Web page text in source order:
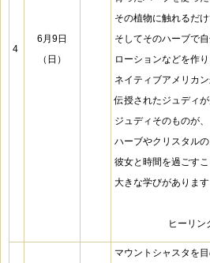
4
6月9日
（日）
その植物に触れるだ
そしてそのハーブで
ローションなどを作
ネイティブアメリカ
伝授されたジュディ
ジュディそのものが、
ハーブやクリスタルの
彼女と時間を過ごす
大きな学びがあります
ヒーリン
マウントシャスタを